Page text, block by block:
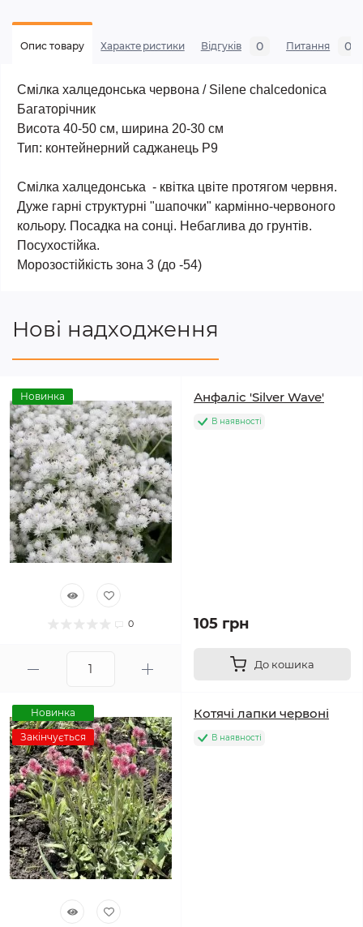
Опис товару Характеристики Відгуків 0 Питання 0
Смілка халцедонська червона / Silene chalcedonica
Багаторічник
Висота 40-50 см, ширина 20-30 см
Тип: контейнерний саджанець Р9
Смілка халцедонська - квітка цвіте протягом червня.
Дуже гарні структурні "шапочки" кармінно-червоного
кольору. Посадка на сонці. Небаглива до грунтів.
Посухостійка.
Морозостійкість зона 3 (до -54)
Нові надходження
Новинка
0
Анфаліс 'Silver Wave'
В наявності
105 грн
До кошика
Новинка
Закінчується
Котячі лапки червоні
В наявності